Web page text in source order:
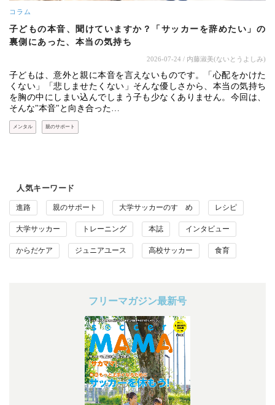
コラム
子どもの本音、聞けていますか？「サッカーを辞めたい」の
裏側にあった、本当の気持ち
2026-07-24 / 内藤淑美(ないとうよしみ)
子どもは、意外と親に本音を言えないものです。「心配をかけた
くない」「悲しませたくない」そんな優しさから、本当の気持ち
を胸の中にしまい込んでしまう子も少なくありません。今回は、
そんな"本音"と向き合った…
メンタル 親のサポート
人気キーワード
進路 親のサポート 大学サッカーのすゝめ レシピ
大学サッカー トレーニング 本誌 インタビュー
からだケア ジュニアユース 高校サッカー 食育
フリーマガジン最新号